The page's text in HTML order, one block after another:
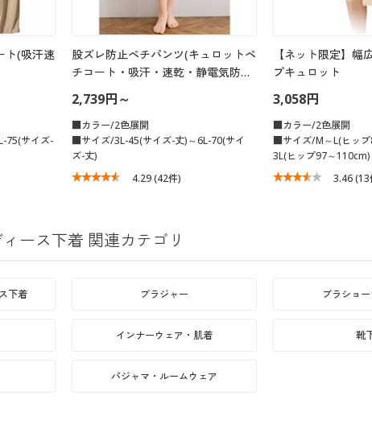
ト(吸汗速
75(サイズ-
股ズレ防止ペチパンツ(キュロットペ
チコート・吸汗・速乾・静電気防…
2,739円～
■カラー/2色展開
■サイズ/3L-45(サイズ-丈)～6L-70(サイ
ズ-丈)
4.29(42件)
【ネット限定】幅
プキュロット
3,058円
■カラー/2色展開
■サイズ/M～L(ヒッ
3L(ヒップ97～110cm)
3.46(13
ース下着 関連カテゴリ
下着 ブラジャー ブラショ
インナーウェア・肌着 靴
パジャマ・ルームウェア